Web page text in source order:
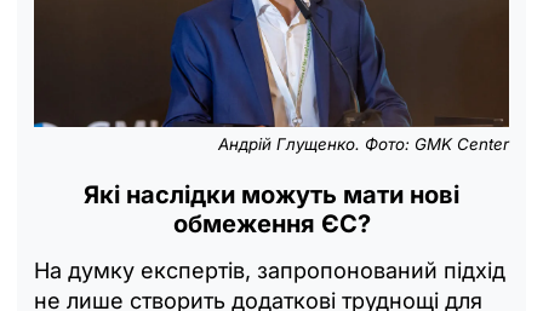
Андрій Глущенко. Фото: GMK Center
Які наслідки можуть мати нові
обмеження ЄС?
На думку експертів, запропонований підхід
не лише створить додаткові труднощі для